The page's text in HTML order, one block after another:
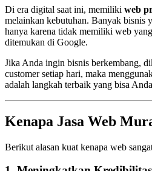
Di era digital saat ini, memiliki web
melainkan kebutuhan. Banyak bisnis
hanya karena tidak memiliki web
ditemukan di Google.
Jika Anda ingin bisnis berkembang,
customer setiap hari, maka
adalah langkah terbaik yang bisa
Kenapa Jasa Web
Berikut alasan kuat kenapa web